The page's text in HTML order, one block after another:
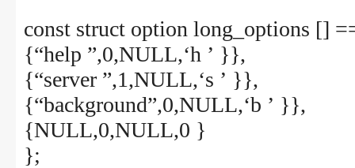
const struct option long_options []
{“help ”,0,NULL,‘h ’ }},
{“server ”,1,NULL,‘s ’ }},
{“background”,0,NULL,‘b ’ }},
{NULL,0,NULL,0 }
};